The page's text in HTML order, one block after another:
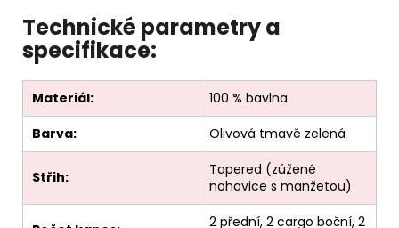
Technické parametry a
specifikace:
Materiál:
100 % bavlna
Barva:
Olivová tmavě zelená
Střih:
Tapered (zúžené
nohavice s manžetou)
2 přední, 2 cargo boční, 2